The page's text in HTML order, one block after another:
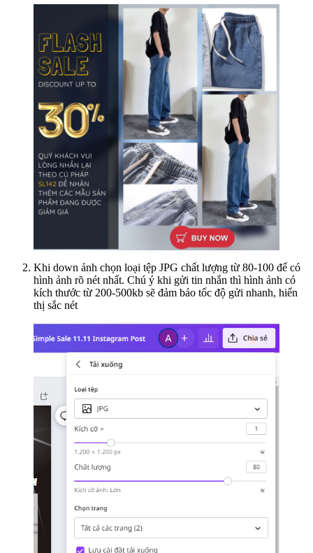
Khi down ảnh chọn loại tệp JPG chất lượng từ 80-100 để có
hình ảnh rõ nét nhất. Chú ý khi gửi tin nhắn thì hình ảnh có
kích thước từ 200-500kb sẽ đảm bảo tốc độ gửi nhanh, hiển
thị sắc nét